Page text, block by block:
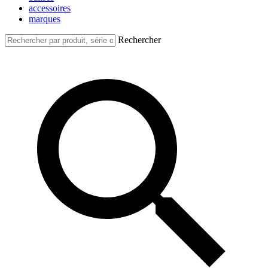
accessoires
marques
Rechercher